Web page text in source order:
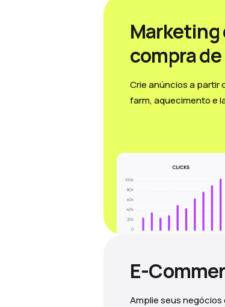
Marketing
compra
Crie anúncios a partir
farm, aquecimento e
E-
Amplie seus negócios